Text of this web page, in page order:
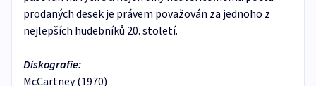
prodaných desek je právem považován za jednoho z
nejlepších hudebníků 20. století.
Diskografie:
McCartney (1970)